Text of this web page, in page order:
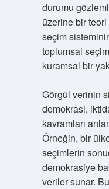
durumu
üzerine bir
seçim
toplumsal
kuramsal bir
Görgül verinin
demokrasi,
kavramları
Örneğin, bir
seçimlerin
demokrasiye
veriler sunar.